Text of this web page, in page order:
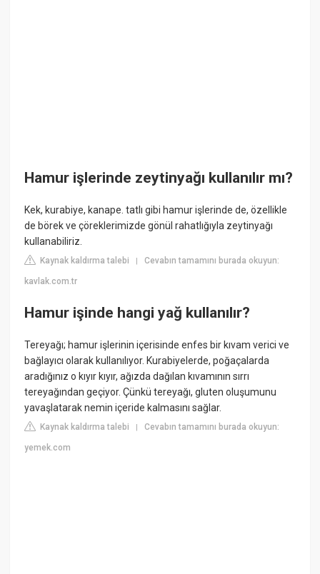
Hamur işlerinde zeytinyağı kullanılır mı?
Kek, kurabiye, kanape. tatlı gibi hamur işlerinde de, özellikle
de börek ve çöreklerimizde gönül rahatlığıyla zeytinyağı
kullanabiliriz.
Kaynak kaldırma talebi |Cevabın tamamını burada okuyun:
kavlak.com.tr
Hamur işinde hangi yağ kullanılır?
Tereyağı; hamur işlerinin içerisinde enfes bir kıvam verici ve
bağlayıcı olarak kullanılıyor. Kurabiyelerde, poğaçalarda
aradığınız o kıyır kıyır, ağızda dağılan kıvamının sırrı
tereyağından geçiyor. Çünkü tereyağı, gluten oluşumunu
yavaşlatarak nemin içeride kalmasını sağlar.
Kaynak kaldırma talebi |Cevabın tamamını burada okuyun:
yemek.com